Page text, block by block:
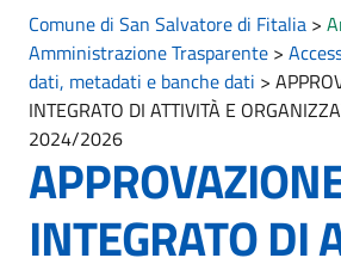
Comune di San Salvatore di Fitalia >
Amministrazione Trasparente >
dati, metadati e banche dati >
INTEGRATO DI ATTIVITÀ E
2024/2026
INTEGRATO DI